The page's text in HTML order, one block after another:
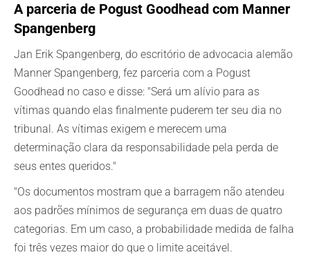
A parceria de Pogust Goodhead com Manner
Spangenberg
Jan Erik Spangenberg, do escritório de advocacia alemão
Manner Spangenberg, fez parceria com a Pogust
Goodhead no caso e disse: "Será um alívio para as
vítimas quando elas finalmente puderem ter seu dia no
tribunal. As vítimas exigem e merecem uma
determinação clara da responsabilidade pela perda de
seus entes queridos."
"Os documentos mostram que a barragem não atendeu
aos padrões mínimos de segurança em duas de quatro
categorias. Em um caso, a probabilidade medida de falha
foi três vezes maior do que o limite aceitável.